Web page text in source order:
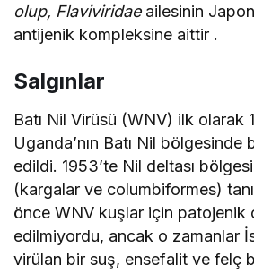
olup, Flaviviridaeailesinin
antijenik kompleksine aittir .
Salgınlar
Batı Nil Virüsü (WNV) ilk olarak
Uganda’nın Batı Nil bölgesinde
edildi. 1953’te Nil deltası
(kargalar ve columbiformes)
önce WNV kuşlar için patojenik
edilmiyordu, ancak o zamanlar
virülan bir suş, ensefalit ve felç